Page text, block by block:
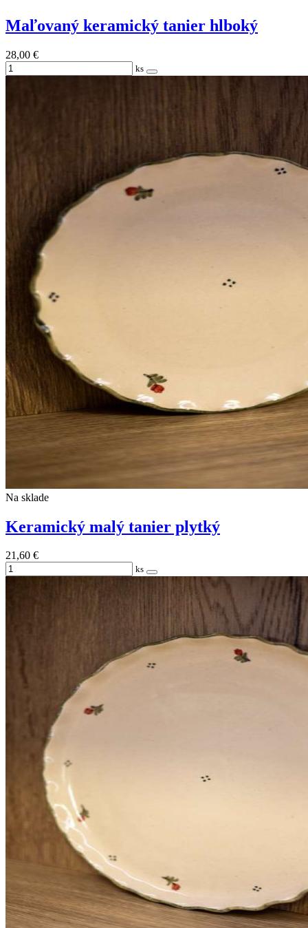
Maľovaný keramický tanier hlboký
28,00 €
ks
Na sklade
Keramický malý tanier plytký
21,60 €
ks